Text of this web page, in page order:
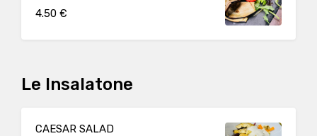
4.50 €
Le Insalatone
CAESAR SALAD